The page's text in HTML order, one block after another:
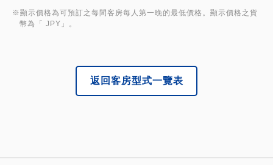
※顯示價格為可預訂之每間客房每人第一晚的最低價格。顯示價格之貨
幣為「 JPY」。
返回客房型式一覽表